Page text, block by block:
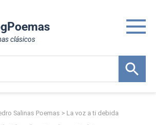
clásicos
Salinas Poemas > La voz a ti debida